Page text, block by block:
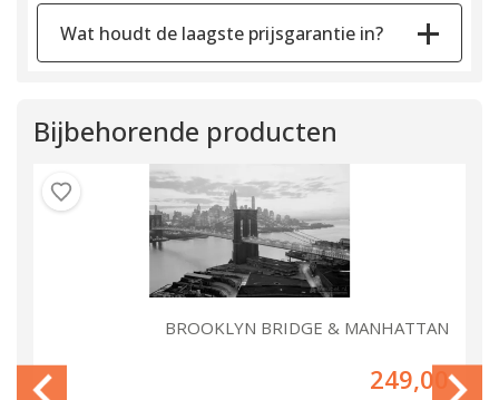
Wat houdt de laagste prijsgarantie in?
Bijbehorende producten
BROOKLYN BRIDGE & MANHATTAN
249,00